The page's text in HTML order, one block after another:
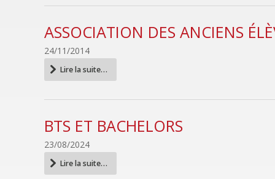
Marc
ASSOCIATION DES ANCIENS
24/11/2014
Association
des
élèves
Lire la suite…
BTS ET BACHELORS
23/08/2024
BTS
ET
Lire la suite…